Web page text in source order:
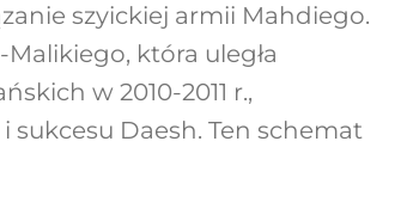
szyickiej armii Mahdiego.
która uległa
w 2010-2011 r.,
Daesh. Ten schemat